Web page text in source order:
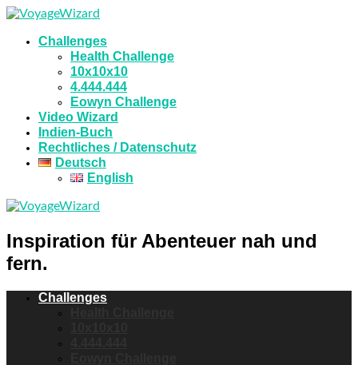
Challenges
Health Challenge
10x10x10
4.444.444
Eowyn Challenge
Video Wizard
Indien-Buch
Rechtliches / Datenschutz
Deutsch
English
Inspiration für Abenteuer nah und
fern.
Challenges